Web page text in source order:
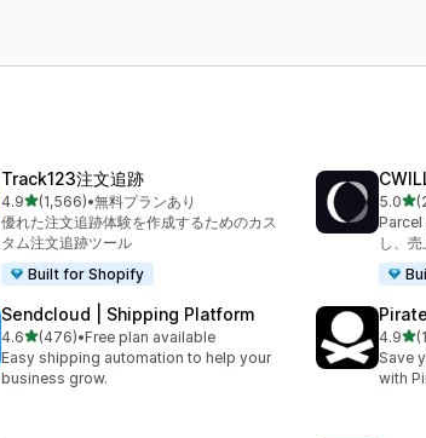
Track123注文追跡
4.95つ星中
(1,566)
合計レビュー数：1566件
•無料プランあり
優れた注文追跡体験を作成するためのカス
タム注文追跡ツール
Built for Shopify
5.05
合計
Parcel
し、
Sendcloud | Shipping Platform
4.65つ星中
(476)
合計レビュー数：476件
•Free plan available
Easy shipping automation to help your
business grow.
4.95
合計
Save
with